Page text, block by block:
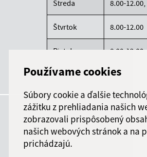
Používame cookies
Súbory cookie a ďalšie
zážitku z prehliadania našich
zobrazovali prispôsobený
našich webových stránok a na
prichádzajú.
Streda 8.00-
Štvrtok 8.00-12.00
Piatok 8.00-12.00